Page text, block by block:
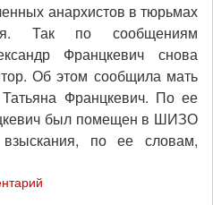
анархистов в тюрьмах
Так по сообщениям
Францкевич снова
Об этом сообщила мать
Татьяна Францкевич. По ее
был помещен в ШИЗО
по ее словам,